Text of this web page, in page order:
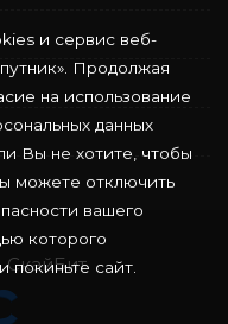
СкайБит
и сервис веб-
Продолжая
на использование
данных
Вы не хотите, чтобы
можете отключить
вашего
которого
покиньте сайт.